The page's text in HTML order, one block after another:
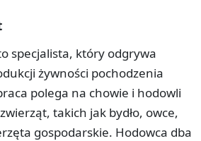
specjalista, który odgrywa
żywności pochodzenia
polega na chowie i hodowli
takich jak bydło, owce,
gospodarskie. Hodowca dba